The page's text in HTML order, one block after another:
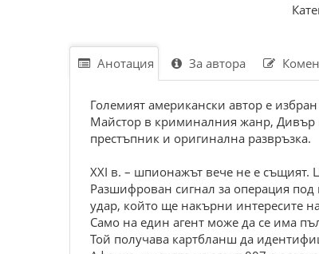
Анотация За автора
Големият американски автор е
Майстор в криминалния жанр, Дивър
престъпник и оригинална развръзка.
ХХI в. – шпионажът вече не е същият.
Разшифрован сигнал за операция
удар, който ще накърни интересите
Само на един агент може да се има
Той получава картбланш да